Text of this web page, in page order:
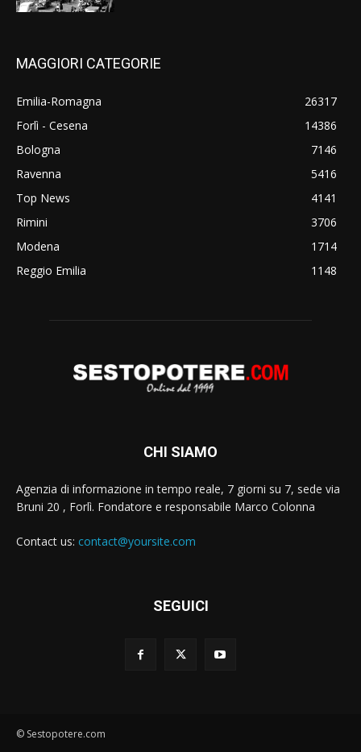
MAGGIORI CATEGORIE
Emilia-Romagna
26317
Forlì - Cesena
14386
Bologna
7146
Ravenna
5416
Top News
4141
Rimini
3706
Modena
1714
Reggio Emilia
1148
CHI SIAMO
Agenzia di informazione in tempo reale, 7 giorni su 7, sede via
Bruni 20 , Forlì. Fondatore e responsabile Marco Colonna
Contact us: contact@yoursite.com
SEGUICI
© Sestopotere.com